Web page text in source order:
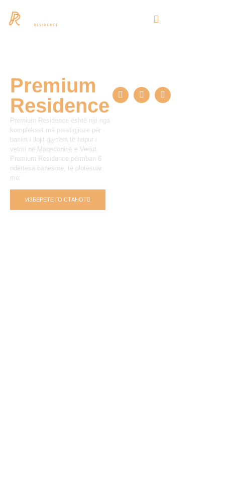
Premium
Residence
Premium Residence është një nga
komplekset më prestigjioze për
banim i llojit gjysëm të hapur i
vetmi në Maqedoninë e Veriut.
Premium Residence përmban 6
ndërtesa banesore, të plotësuar
me:
ИЗБЕРЕТЕ ГО СТАНОТ